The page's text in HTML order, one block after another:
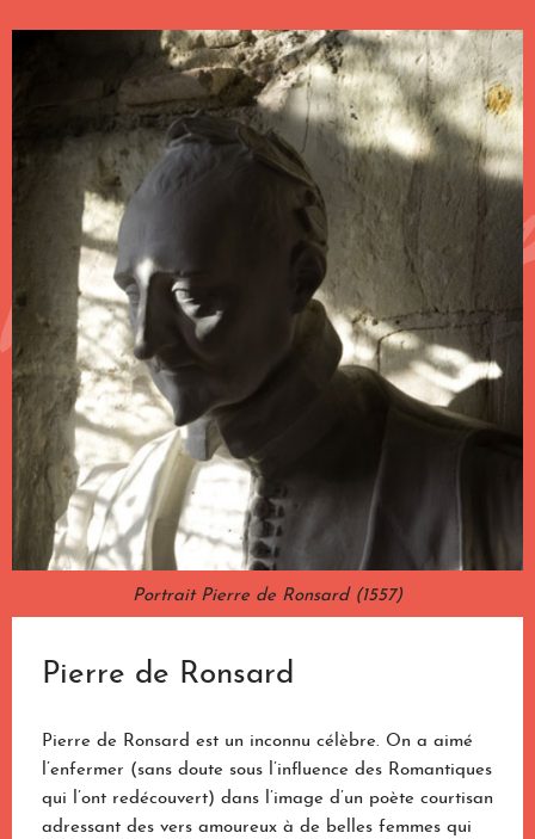
Portrait Pierre de Ronsard (1557)
Pierre de Ronsard
Pierre de Ronsard est un inconnu célèbre. On a aimé
l’enfermer (sans doute sous l’influence des Romantiques
qui l’ont redécouvert) dans l’image d’un poète courtisan
adressant des vers amoureux à de belles femmes qui